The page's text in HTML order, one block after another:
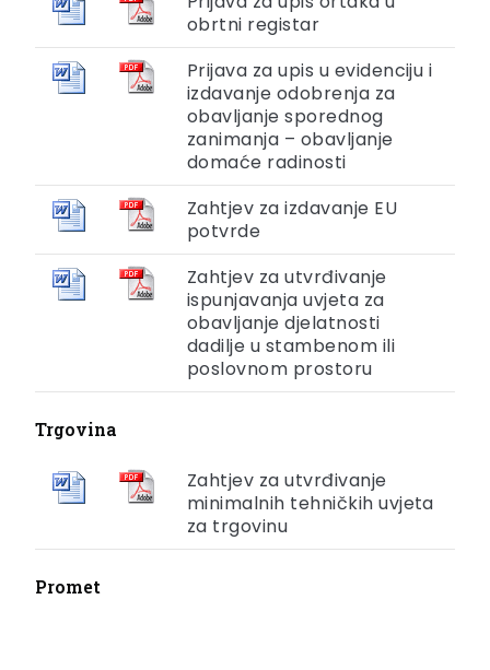
obrtni registar
Prijava za upis u evidenciju i
izdavanje odobrenja za
obavljanje sporednog
zanimanja – obavljanje
domaće radinosti
Zahtjev za izdavanje EU
potvrde
Zahtjev za utvrđivanje
ispunjavanja uvjeta za
obavljanje djelatnosti
dadilje u stambenom ili
poslovnom prostoru
Trgovina
Zahtjev za utvrđivanje
minimalnih tehničkih uvjeta
za trgovinu
Promet